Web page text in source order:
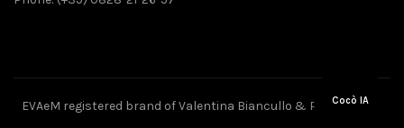
EVAeM registered brand of Valentina Biancullo & Pietro Piliero
Cocò IA